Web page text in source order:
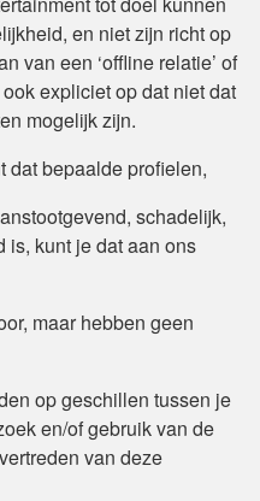
en niet zijn richt op
van een ‘offline relatie’ of
expliciet op dat niet dat
mogelijk zijn.
dat bepaalde profielen,
schadelijk,
is, kunt je dat aan ons
maar hebben geen
op geschillen tussen je
en/of gebruik van de
van deze